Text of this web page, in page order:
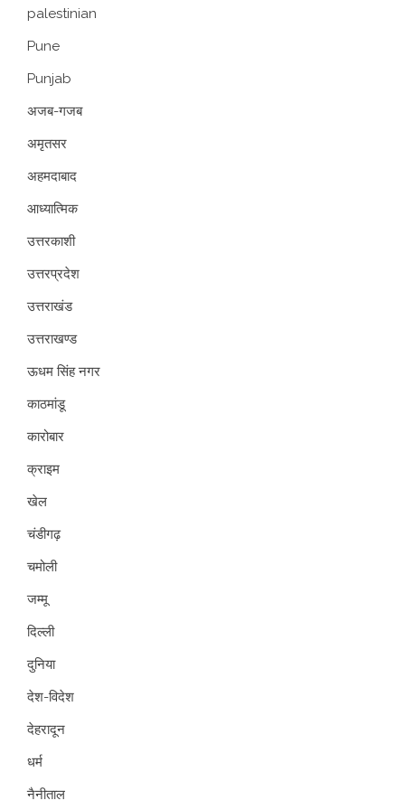
palestinian
Pune
Punjab
अजब-गजब
अमृतसर
अहमदाबाद
आध्यात्मिक
उत्तरकाशी
उत्तरप्रदेश
उत्तराखंड
उत्तराखण्ड
ऊधम सिंह नगर
काठमांडू
कारोबार
क्राइम
खेल
चंडीगढ़
चमोली
जम्मू
दिल्ली
दुनिया
देश-विदेश
देहरादून
धर्म
नैनीताल